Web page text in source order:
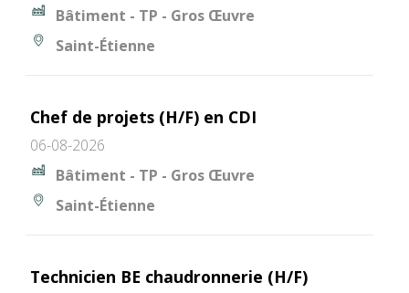
Bâtiment - TP - Gros Œuvre
Saint-Étienne
Chef de projets (H/F) en CDI
06-08-2026
Bâtiment - TP - Gros Œuvre
Saint-Étienne
Technicien BE chaudronnerie (H/F)